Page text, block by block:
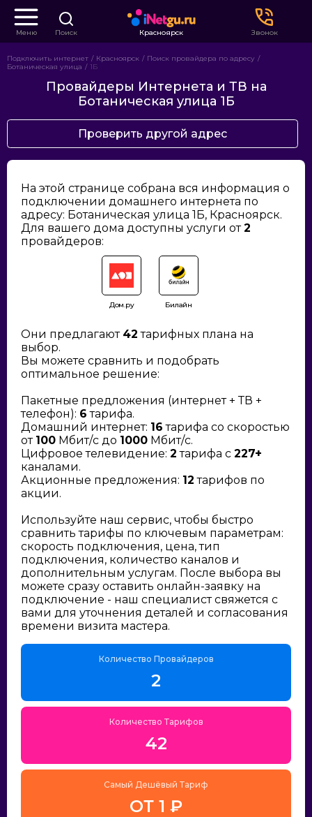
Меню Поиск Красноярск Звонок
Подключить интернет Красноярск
Поиск провайдера по адресу
Ботаническая улица
1Б
Провайдеры Интернета и ТВ на
Ботаническая улица 1Б
Проверить другой адрес
На этой странице собрана вся информация о
подключении домашнего интернета по
адресу: Ботаническая улица 1Б, Красноярск.
Для вашего дома доступны услуги от2
провайдеров:
Дом.ру Билайн
Они предлагают 42 тарифных плана на
выбор.
Вы можете сравнить и подобрать
оптимальное решение:
Пакетные предложения (интернет + ТВ +
телефон): 6 тарифа.
Домашний интернет: 16 тарифа со скоростью
от 100 Мбит/с до 1000 Мбит/с.
Цифровое телевидение: 2 тарифа с 227+
каналами.
Акционные предложения: 12 тарифов по
акции.
Используйте наш сервис, чтобы быстро
сравнить тарифы по ключевым параметрам:
скорость подключения, цена, тип
подключения, количество каналов и
дополнительным услугам. После выбора вы
можете сразу оставить онлайн-заявку на
подключение - наш специалист свяжется с
вами для уточнения деталей и согласования
времени визита мастера.
Количество Провайдеров
2
Количество Тарифов
42
Самый Дешёвый Тариф
ОТ 1 ₽